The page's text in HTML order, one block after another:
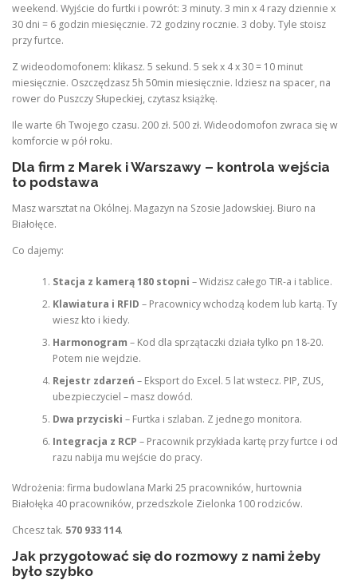
weekend. Wyjście do furtki i powrót: 3 minuty. 3 min x 4 razy dziennie x
30 dni = 6 godzin miesięcznie. 72 godziny rocznie. 3 doby. Tyle stoisz
przy furtce.
Z wideodomofonem: klikasz. 5 sekund. 5 sek x 4 x 30 = 10 minut
miesięcznie. Oszczędzasz 5h 50min miesięcznie. Idziesz na spacer, na
rower do Puszczy Słupeckiej, czytasz książkę.
Ile warte 6h Twojego czasu. 200 zł. 500 zł. Wideodomofon zwraca się w
komforcie w pół roku.
Dla firm z Marek i Warszawy – kontrola wejścia
to podstawa
Masz warsztat na Okólnej. Magazyn na Szosie Jadowskiej. Biuro na
Białołęce.
Co dajemy:
Stacja z kamerą 180 stopni – Widzisz całego TIR-a i tablice.
Klawiatura i RFID – Pracownicy wchodzą kodem lub kartą. Ty
wiesz kto i kiedy.
Harmonogram – Kod dla sprzątaczki działa tylko pn 18-20.
Potem nie wejdzie.
Rejestr zdarzeń – Eksport do Excel. 5 lat wstecz. PIP, ZUS,
ubezpieczyciel – masz dowód.
Dwa przyciski – Furtka i szlaban. Z jednego monitora.
Integracja z RCP – Pracownik przykłada kartę przy furtce i od
razu nabija mu wejście do pracy.
Wdrożenia: firma budowlana Marki 25 pracowników, hurtownia
Białołęka 40 pracowników, przedszkole Zielonka 100 rodziców.
Chcesz tak. 570 933 114.
Jak przygotować się do rozmowy z nami żeby
było szybko